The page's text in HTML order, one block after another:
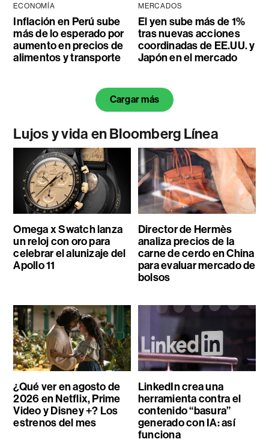
ECONOMÍA
Inflación en Perú sube
más de lo esperado por
aumento en precios de
alimentos y transporte
MERCADOS
El yen sube más de 1%
tras nuevas acciones
coordinadas de EE.UU. y
Japón en el mercado
Cargar más
Lujos y vida en Bloomberg Línea
Omega x Swatch lanza
un reloj con oro para
celebrar el alunizaje del
Apollo 11
Director de Hermès
analiza precios de la
carne de cerdo en China
para evaluar mercado de
bolsos
¿Qué ver en agosto de
2026 en Netflix, Prime
Video y Disney +? Los
estrenos del mes
LinkedIn crea una
herramienta contra el
contenido “basura”
generado con IA: así
funciona